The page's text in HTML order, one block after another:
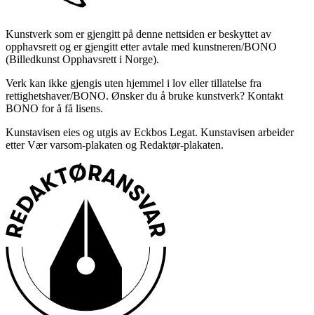
Kunstverk som er gjengitt på denne nettsiden er beskyttet av
opphavsrett og er gjengitt etter avtale med kunstneren/BONO
(Billedkunst Opphavsrett i Norge).
Verk kan ikke gjengis uten hjemmel i lov eller tillatelse fra
rettighetshaver/BONO. Ønsker du å bruke kunstverk? Kontakt
BONO for å få lisens.
Kunstavisen eies og utgis av Eckbos Legat. Kunstavisen arbeider
etter Vær varsom-plakaten og Redaktør-plakaten.